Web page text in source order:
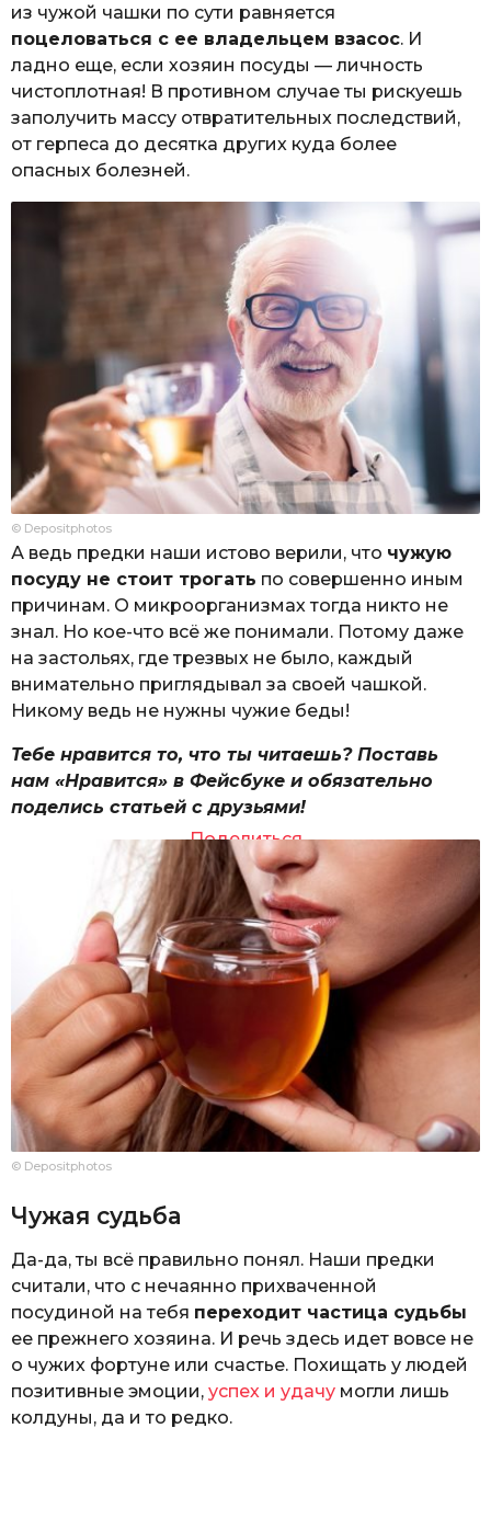
из чужой чашки по сути равняется
поцеловаться с ее владельцем взасос. И
ладно еще, если хозяин посуды — личность
чистоплотная! В противном случае ты рискуешь
заполучить массу отвратительных последствий,
от герпеса до десятка других куда более
опасных болезней.
© Depositphotos
А ведь предки наши истово верили, что чужую
посуду не стоит трогать по совершенно иным
причинам. О микроорганизмах тогда никто не
знал. Но кое-что всё же понимали. Потому даже
на застольях, где трезвых не было, каждый
внимательно приглядывал за своей чашкой.
Никому ведь не нужны чужие беды!
Тебе нравится то, что ты читаешь? Поставь
нам «Нравится» в Фейсбуке и обязательно
поделись статьей с друзьями!
Поделиться
© Depositphotos
Чужая судьба
Да-да, ты всё правильно понял. Наши предки
считали, что с нечаянно прихваченной
посудиной на тебя переходит частица судьбы
ее прежнего хозяина. И речь здесь идет вовсе не
о чужих фортуне или счастье. Похищать у людей
позитивные эмоции, успех и удачу могли лишь
колдуны, да и то редко.